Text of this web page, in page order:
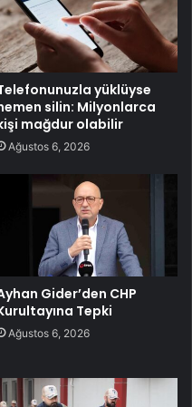
yüklüyse
silin: Milyonlarca
mağdur olabilir
Ağustos 6, 2026
Gider’den CHP
Tepki
Ağustos 6, 2026